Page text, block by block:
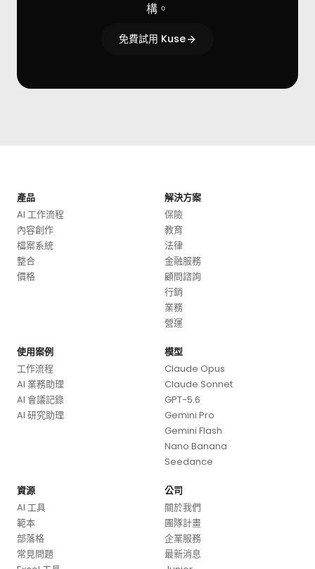
構。
免費試用 Kuse
產品
AI 工作流程
內容創作
檔案系統
整合
價格
解決方案
保險
教育
法律
金融服務
顧問諮詢
行銷
業務
營運
使用案例
工作流程
AI 業務助理
AI 會議記錄
AI 研究助理
模型
Claude Opus
Claude Sonnet
GPT-5.6
Gemini Pro
Gemini Flash
Nano Banana
Seedance
資源
AI 工具
範本
部落格
常見問題
公司
關於我們
團隊計畫
企業服務
最新消息